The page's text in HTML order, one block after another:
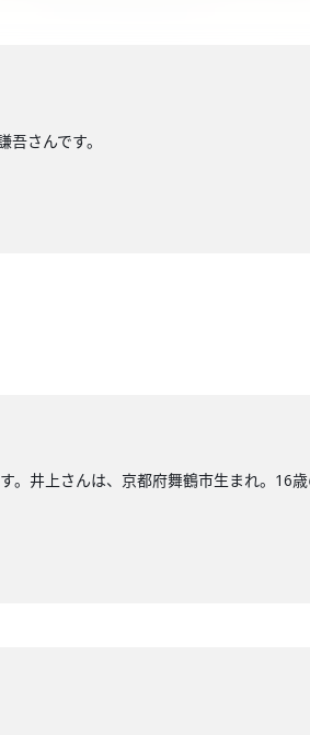
さんです。
井上さんは、京都府舞鶴市生まれ。16